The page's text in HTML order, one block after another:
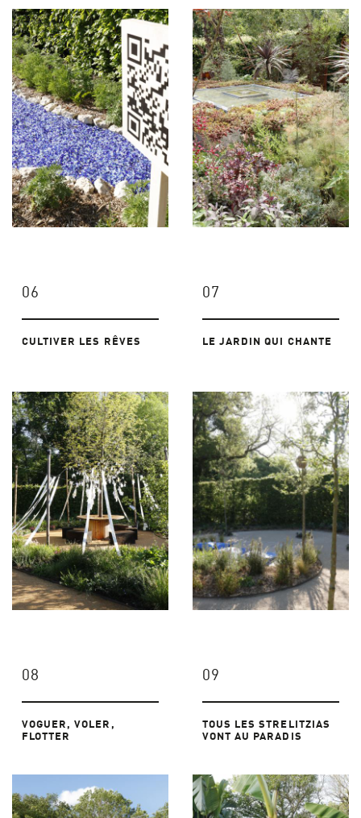
06
CULTIVER LES RÊVES
07
LE JARDIN QUI CHANTE
08
VOGUER, VOLER,
FLOTTER
09
TOUS LES STRELITZIAS
VONT AU PARADIS